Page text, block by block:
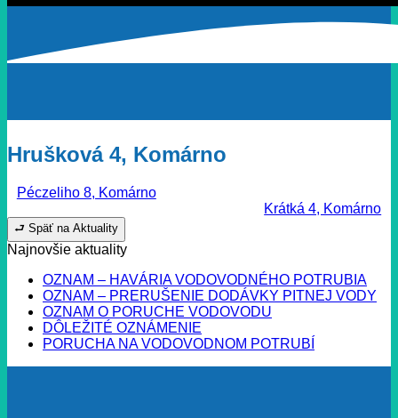
Hrušková 4, Komárno
Péczeliho 8, Komárno
Krátká 4, Komárno
⮐ Späť na Aktuality
Najnovšie aktuality
OZNAM – HAVÁRIA VODOVODNÉHO POTRUBIA
OZNAM – PRERUŠENIE DODÁVKY PITNEJ VODY
OZNAM O PORUCHE VODOVODU
DÔLEŽITÉ OZNÁMENIE
PORUCHA NA VODOVODNOM POTRUBÍ